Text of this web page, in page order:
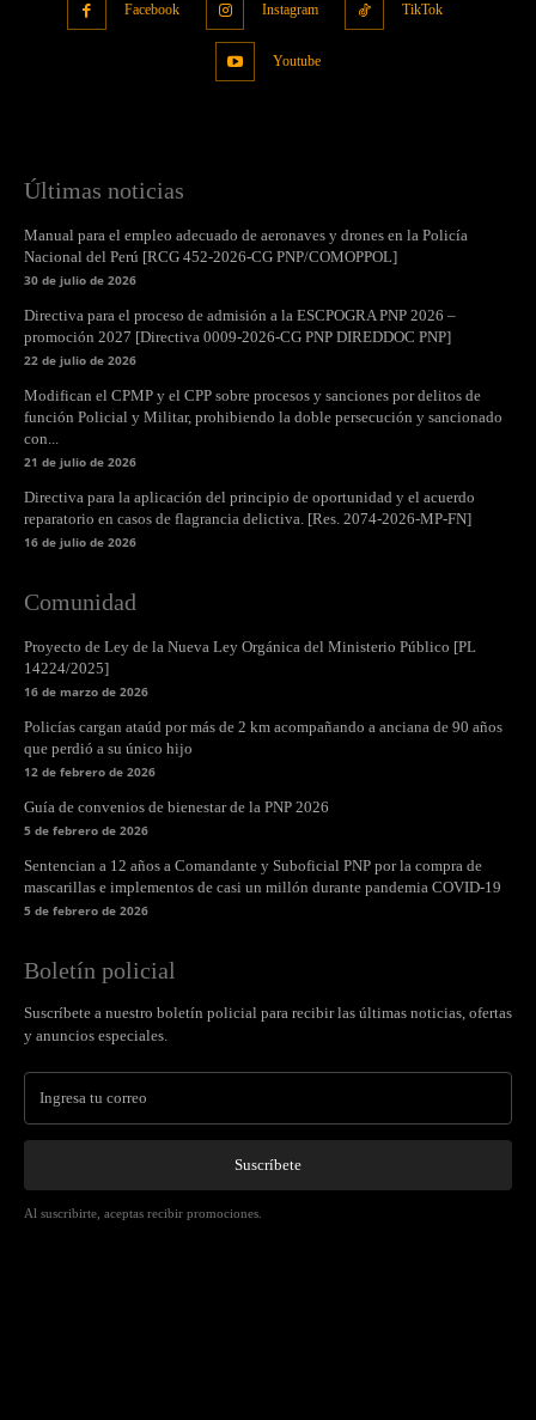
Facebook Instagram TikTok
Youtube
Últimas noticias
Manual para el empleo adecuado de aeronaves y drones en la Policía
Nacional del Perú [RCG 452-2026-CG PNP/COMOPPOL]
30 de julio de 2026
Directiva para el proceso de admisión a la ESCPOGRA PNP 2026 –
promoción 2027 [Directiva 0009-2026-CG PNP DIREDDOC PNP]
22 de julio de 2026
Modifican el CPMP y el CPP sobre procesos y sanciones por delitos de
función Policial y Militar, prohibiendo la doble persecución y sancionado
con...
21 de julio de 2026
Directiva para la aplicación del principio de oportunidad y el acuerdo
reparatorio en casos de flagrancia delictiva. [Res. 2074-2026-MP-FN]
16 de julio de 2026
Comunidad
Proyecto de Ley de la Nueva Ley Orgánica del Ministerio Público [PL
14224/2025]
16 de marzo de 2026
Policías cargan ataúd por más de 2 km acompañando a anciana de 90 años
que perdió a su único hijo
12 de febrero de 2026
Guía de convenios de bienestar de la PNP 2026
5 de febrero de 2026
Sentencian a 12 años a Comandante y Suboficial PNP por la compra de
mascarillas e implementos de casi un millón durante pandemia COVID-19
5 de febrero de 2026
Boletín policial
Suscríbete a nuestro boletín policial para recibir las últimas noticias, ofertas
y anuncios especiales.
Suscríbete
Al suscribirte, aceptas recibir promociones.